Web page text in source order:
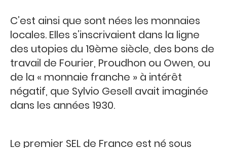
C’est ainsi que sont nées les monnaies
locales. Elles s’inscrivaient dans la ligne
des utopies du 19ème siècle, des bons de
travail de Fourier, Proudhon ou Owen, ou
de la « monnaie franche » à intérêt
négatif, que Sylvio Gesell avait imaginée
dans les années 1930.
Le premier SEL de France est né sous